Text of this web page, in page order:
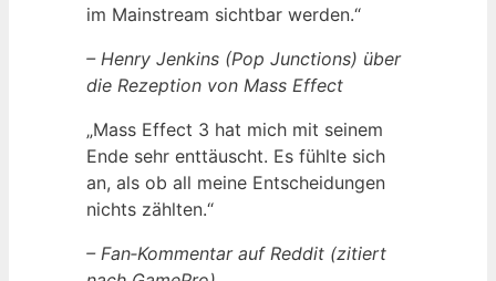
im Mainstream sichtbar werden.“
– Henry Jenkins (Pop Junctions) über
die Rezeption von Mass Effect
„Mass Effect 3 hat mich mit seinem
Ende sehr enttäuscht. Es fühlte sich
an, als ob all meine Entscheidungen
nichts zählten.“
– Fan‑Kommentar auf Reddit (zitiert